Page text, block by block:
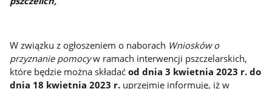
W związku z ogłoszeniem o naborach Wniosków o
przyznanie pomocyw ramach interwencji pszczelarskich,
które będzie można składaćod dnia 3 kwietnia 2023 r. do
dnia 18 kwietnia 2023 r. uprzejmie informuję, iż w